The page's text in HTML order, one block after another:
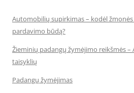
Automobilių supirkimas – kodėl
pardavimo būdą?
Žieminių padangų žymėjimo reikšmės
taisyklių
Padangų žymėjimas